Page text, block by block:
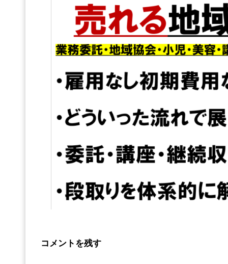
コメントを残す